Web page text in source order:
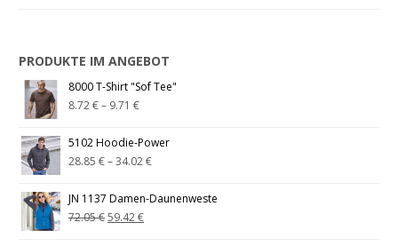
PRODUKTE IM ANGEBOT
8000 T-Shirt "Sof Tee"
8.72€– 9.71€
5102 Hoodie-Power
28.85€–34.02€
JN 1137 Damen-Daunenweste
72.05€59.42€